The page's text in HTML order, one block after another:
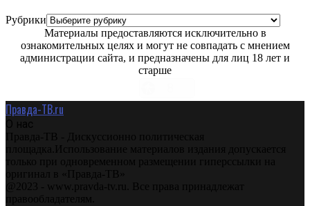
Рубрики
Материалы предоставляются исключительно в
ознакомительных целях и могут не совпадать с мнением
администрации сайта, и предназначены для лиц 18 лет и
старше
Правда-ТВ.ru
О нас
Правда-ТВ - Дискуссионно политическая
площадка.Использование материалов издания допускается
только при одновременном размещении гиперссылки на
оригинал в «Правда-ТВ»
@2023 - www.pravda-tv.ru. Все права принадлежат
правообладателям.